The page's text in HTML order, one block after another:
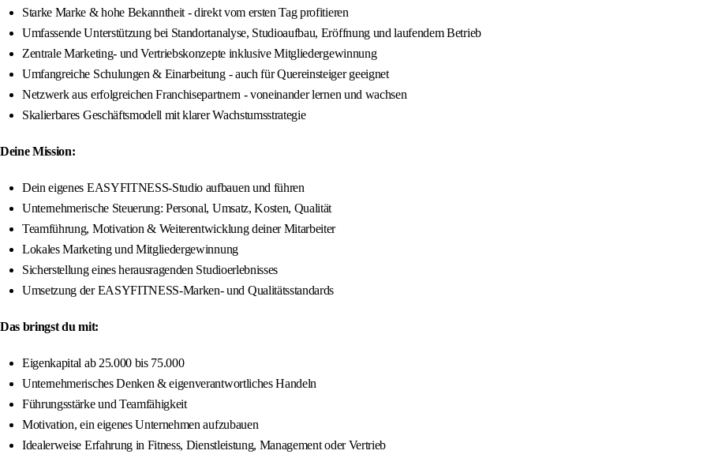
Starke Marke & hohe Bekanntheit - direkt vom ersten Tag profitieren
Umfassende Unterstützung bei Standortanalyse, Studioaufbau, Eröffnung und laufendem Betrieb
Zentrale Marketing- und Vertriebskonzepte inklusive Mitgliedergewinnung
Umfangreiche Schulungen & Einarbeitung - auch für Quereinsteiger geeignet
Netzwerk aus erfolgreichen Franchisepartnern - voneinander lernen und wachsen
Skalierbares Geschäftsmodell mit klarer Wachstumsstrategie
Deine Mission:
Dein eigenes EASYFITNESS-Studio aufbauen und führen
Unternehmerische Steuerung: Personal, Umsatz, Kosten, Qualität
Teamführung, Motivation & Weiterentwicklung deiner Mitarbeiter
Lokales Marketing und Mitgliedergewinnung
Sicherstellung eines herausragenden Studioerlebnisses
Umsetzung der EASYFITNESS-Marken- und Qualitätsstandards
Das bringst du mit:
Eigenkapital ab 25.000 bis 75.000
Unternehmerisches Denken & eigenverantwortliches Handeln
Führungsstärke und Teamfähigkeit
Motivation, ein eigenes Unternehmen aufzubauen
Idealerweise Erfahrung in Fitness, Dienstleistung, Management oder Vertrieb